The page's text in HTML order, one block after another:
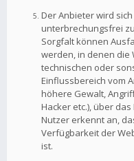
Der Anbieter wird
unterbrechungsfrei
Sorgfalt können
werden, in denen die
technischen oder
Einflussbereich vom
höhere Gewalt,
Hacker etc.), über
Nutzer erkennt an,
Verfügbarkeit der
ist.